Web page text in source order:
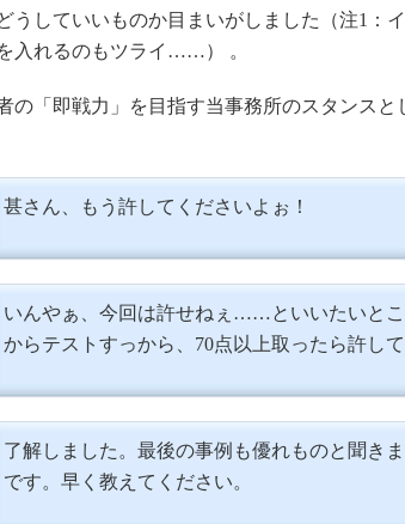
うしていいものか目まいがしました（注1：
入れるのもツライ……） 。
の「即戦力」を目指す当事務所のスタンスと
甚さん、もう許してくださいよぉ！
いんやぁ、今回は許せねぇ……といいたいとこ
からテストすっから、70点以上取ったら許して
了解しました。最後の事例も優れものと聞き
です。早く教えてください。